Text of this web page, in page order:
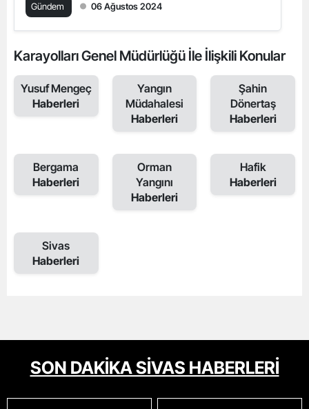
Gündem 06 Ağustos 2024
Karayolları Genel Müdürlüğü İle İlişkili Konular
Yusuf Mengeç
Haberleri
Yangın
Müdahalesi
Haberleri
Şahin
Dönertaş
Haberleri
Bergama
Haberleri
Orman
Yangını
Haberleri
Hafik
Haberleri
Sivas
Haberleri
SON DAKİKA SİVAS HABERLERİ